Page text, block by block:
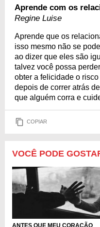
Aprende com os
Regine Luise
Aprende que os
isso mesmo não se
ao dizer que eles são
talvez você possa
obter a felicidade o
depois de correr atrás
que alguém corra e
COPIAR
VOCÊ PODE